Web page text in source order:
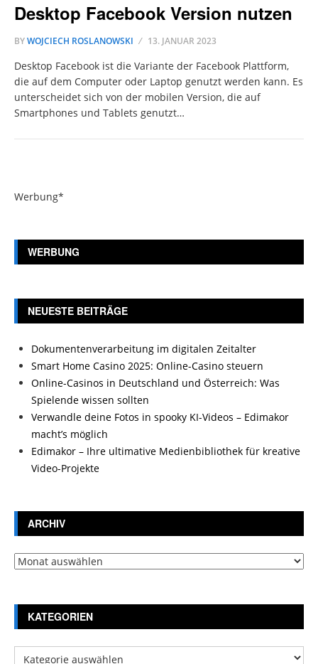
Desktop Facebook Version nutzen
BYWOJCIECH ROSLANOWSKI 13. JANUAR 2023
Desktop Facebook ist die Variante der Facebook Plattform,
die auf dem Computer oder Laptop genutzt werden kann. Es
unterscheidet sich von der mobilen Version, die auf
Smartphones und Tablets genutzt…
Werbung*
WERBUNG
NEUESTE BEITRÄGE
Dokumentenverarbeitung im digitalen Zeitalter
Smart Home Casino 2025: Online-Casino steuern
Online-Casinos in Deutschland und Österreich: Was
Spielende wissen sollten
Verwandle deine Fotos in spooky KI-Videos – Edimakor
macht’s möglich
Edimakor – Ihre ultimative Medienbibliothek für kreative
Video-Projekte
ARCHIV
Archiv
KATEGORIEN
Kategorien